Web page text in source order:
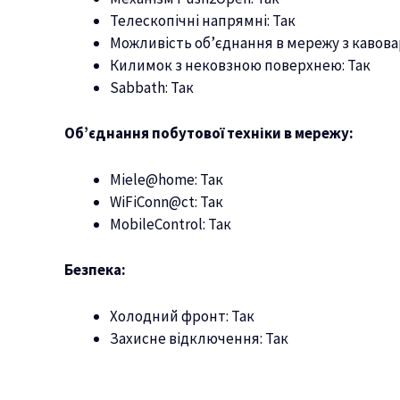
Телескопічні напрямні: Так
Можливість об’єднання в мережу з
Килимок з нековзною поверхнею: Так
Sabbath: Так
Об’єднання побутової техніки в мережу:
Miele@home: Так
WiFiConn@ct: Так
MobileControl: Так
Безпека:
Холодний фронт: Так
Захисне відключення: Так